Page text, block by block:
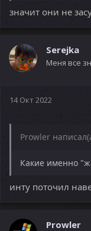
значит они не
Serejka
Меня все
14 Окт 2022
Prowler
Какие именно
инту поточил
Prowler